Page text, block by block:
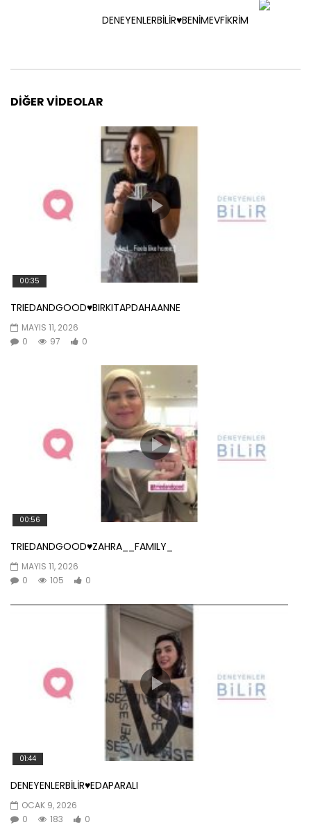
DENEYENLERBİLİR♥️BENİMEVFİKRİM
DIĞER VIDEOLAR
00:35
TRIEDANDGOOD♥️BIRKITAPDAHAANNE
MAYIS 11, 2026
0
97 0
00:56
TRIEDANDGOOD♥️ZAHRA__FAMILY_
MAYIS 11, 2026
0
105 0
01:44
DENEYENLERBİLİR♥️EDAPARALI
OCAK 9, 2026
0
183 0